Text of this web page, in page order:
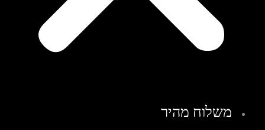
משלוח מהיר